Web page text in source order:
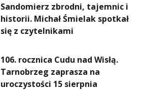
Sandomierz zbrodni, tajemnic i
historii. Michał Śmielak spotkał
się z czytelnikami
106. rocznica Cudu nad Wisłą.
Tarnobrzeg zaprasza na
uroczystości 15 sierpnia